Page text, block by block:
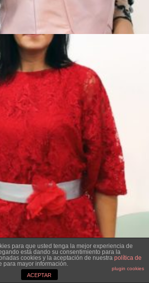
para que usted tenga la mejor experiencia de
está dando su consentimiento para la
cookies y la aceptación de nuestra política de
para mayor información.
plugin cookies
ACEPTAR